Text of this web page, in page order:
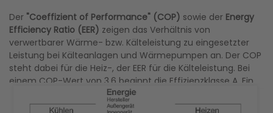
Der "Coeffizient of Performance" (COP) sowie der Energy
Efficiency Ratio (EER) zeigen das Verhältnis von
verwertbarer Wärme- bzw. Kälteleistung zu eingesetzter
Leistung bei Kälteanlagen und Wärmepumpen an. Der COP
steht dabei für die Heiz-, der EER für die Kälteleistung. Bei
einem COP-Wert von 3,6 beginnt die Effizienzklasse A. Ein
solches Gerät erzeugt 3,6-mal so viel Heizleistung, wie es
Strom benötigt.